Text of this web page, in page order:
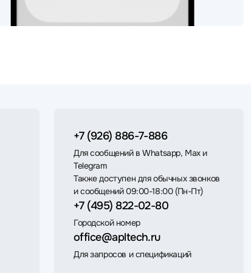
+7 (926) 886-7-886
Для сообщений в Whatsapp, Max и
Telegram
Также доступен для обычных звонков
и сообщений 09:00-18:00 (Пн-Пт)
+7 (495) 822-02-80
Городской номер
office@apltech.ru
Для запросов и спецификаций